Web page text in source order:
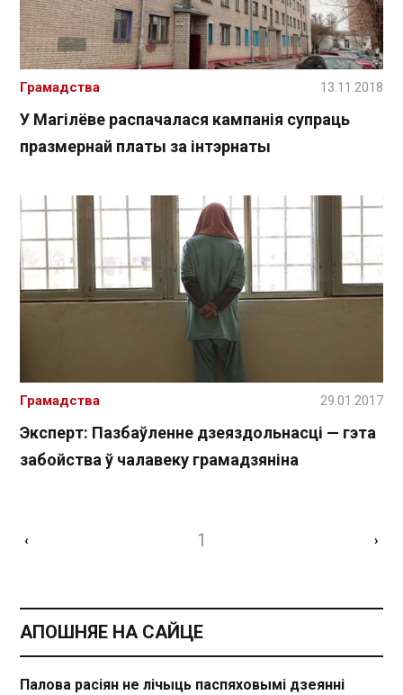
У Магілёве распачалася кампанія супраць
празмернай платы за інтэрнаты
Грамадства 13.11.2018
Эксперт: Пазбаўленне дзеяздольнасці — гэта
забойства ў чалавеку грамадзяніна
Грамадства 29.01.2017
‹ 1 ›
АПОШНЯЕ НА САЙЦЕ
Палова расіян не лічыць паспяховымі дзеянні